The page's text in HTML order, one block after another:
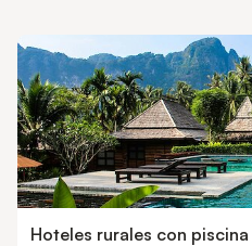
Hoteles rurales con piscina